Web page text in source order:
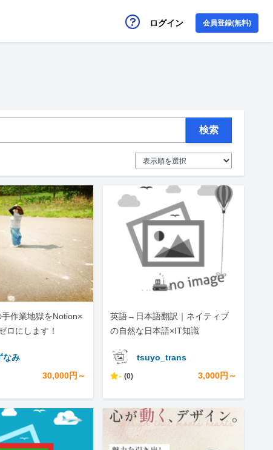
ログイン 会員登録(無料)
検索
作業地獄をNotion×
ロにします！
なみ
30,000円～
英語→日本語翻訳｜ネイティブ
の自然な日本語×IT知識
tsuyo_trans
- (0) 3,000円～